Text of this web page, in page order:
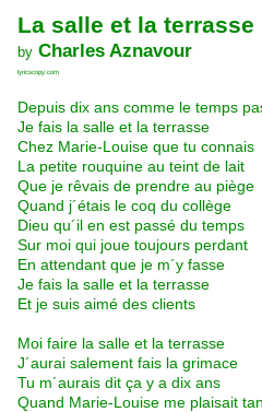
La salle et la terrasse
by Charles Aznavour
lyricscopy.com
Depuis dix ans comme le temps
Je fais la salle et la terrasse
Chez Marie-Louise que tu connais
La petite rouquine au teint de lait
Que je rêvais de prendre au piège
Quand j´étais le coq du collège
Dieu qu´il en est passé du temps
Sur moi qui joue toujours perdant
En attendant que je m´y fasse
Je fais la salle et la terrasse
Et je suis aimé des clients
Moi faire la salle et la terrasse
J´aurai salement fais la grimace
Tu m´aurais dit ça y a dix ans
Quand Marie-Louise me plaisait